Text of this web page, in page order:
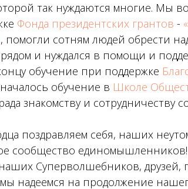
так нуждаются многие. Мы
Фонда президентских грантов -
, помогли сотням людей обрести
и нуждался в помощи и
обучение при поддержке
обучение в Школе
знакомству и
поздравляем себя, наших
сообщество единомышленников!
Суперволшебников, друзей,
надеемся на продолжение